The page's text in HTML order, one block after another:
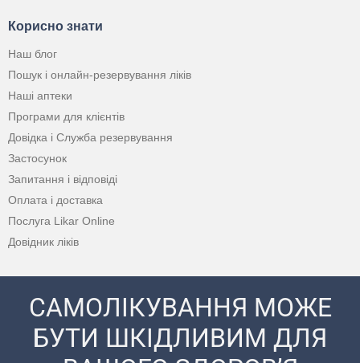
Корисно знати
Наш блог
Пошук і онлайн-резервування ліків
Наші аптеки
Програми для клієнтів
Довідка і Служба резервування
Застосунок
Запитання і відповіді
Оплата і доставка
Послуга Likar Online
Довідник ліків
САМОЛІКУВАННЯ МОЖЕ
БУТИ ШКІДЛИВИМ ДЛЯ